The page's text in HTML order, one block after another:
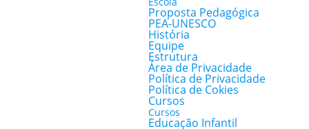
Proposta Pedagógica
PEA-UNESCO
História
Equipe
Estrutura
Área de Privacidade
Política de Privacidade
Política de Cokies
Cursos
Cursos
Educação Infantil